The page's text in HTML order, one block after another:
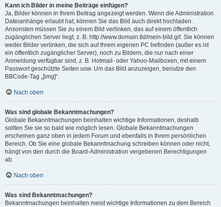
Kann ich Bilder in meine Beiträge einfügen?
Ja, Bilder können in Ihrem Beitrag angezeigt werden. Wenn die Administration
Dateianhänge erlaubt hat, können Sie das Bild auch direkt hochladen.
Ansonsten müssen Sie zu einem Bild verlinken, das auf einem öffentlich
zugänglichen Server liegt, z. B. http://www.domain.tld/mein-bild.gif. Sie können
weder Bilder verlinken, die sich auf Ihrem eigenen PC befinden (außer es ist
ein öffentlich zugänglicher Server), noch zu Bildern, die nur nach einer
Anmeldung verfügbar sind, z. B. Hotmail- oder Yahoo-Mailboxen, mit einem
Passwort geschützte Seiten usw. Um das Bild anzuzeigen, benutze den
BBCode-Tag „[img]“.
Nach oben
Was sind globale Bekanntmachungen?
Globale Bekanntmachungen beinhalten wichtige Informationen, deshalb
sollten Sie sie so bald wie möglich lesen. Globale Bekanntmachungen
erscheinen ganz oben in jedem Forum und ebenfalls in Ihrem persönlichen
Bereich. Ob Sie eine globale Bekanntmachung schreiben können oder nicht,
hängt von den durch die Board-Administration vergebenen Berechtigungen
ab.
Nach oben
Was sind Bekanntmachungen?
Bekanntmachungen beinhalten meist wichtige Informationen zu dem Bereich